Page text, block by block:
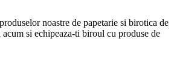
noastre de papetarie si birotica de
si echipeaza-ti biroul cu produse de